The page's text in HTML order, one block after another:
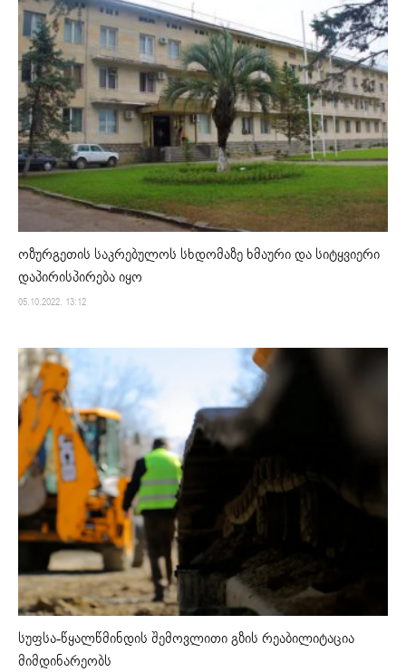
ოზურგეთის საკრებულოს სხდომაზე ხმაური და სიტყვიერი
დაპირისპირება იყო
05.10.2022. 13:12
სუფსა-წყალწმინდის შემოვლითი გზის რეაბილიტაცია
მიმდინარეობს